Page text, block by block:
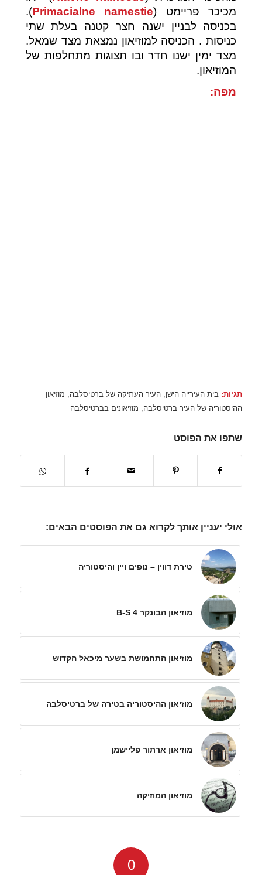
מכיכר פריימט (Primacialne namestie
).
בכניסה לבניין ישנה חצר קטנה בעלת שתי
כניסות . הכניסה למוזיאון נמצאת מצד שמאל.
מצד ימין ישנו חדר ובו תצוגות מתחלפות של
המוזיאון.
מפה:
תגיות: בית העירייה הישן העיר העתיקה של ברטיסלבה
מוזיאון
ההיסטוריה של העיר ברטיסלבה
מוזיאונים בברטיסלבה
שתפו את הפוסט
אולי יעניין אותך לקרוא גם את הפוסטים הבאים:
טירת דווין – נופים ויין והיסטוריה
מוזיאון הבונקר B-S 4
מוזיאון התחמושת בשער מיכאל הקדוש
מוזיאון ההיסטוריה בטירה של ברטיסלבה
מוזיאון ארתור פליישמן
מוזיאון המוזיקה
0